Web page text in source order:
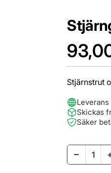
Stjärnstrut
Skickas
Säker
−